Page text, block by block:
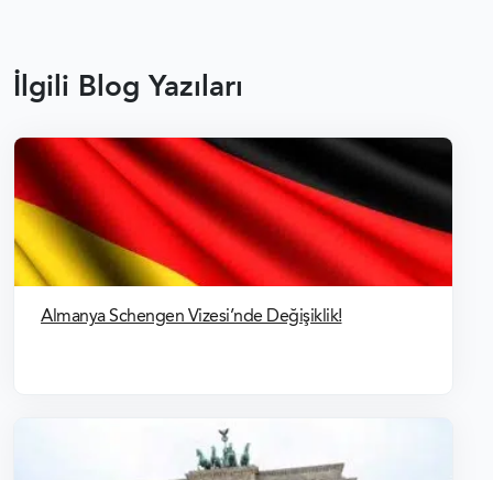
İlgili Blog Yazıları
Almanya Schengen Vizesi’nde Değişiklik!